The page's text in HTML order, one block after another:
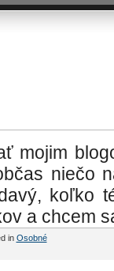
mojim
niečo
koľko
a chcem
in Osobné